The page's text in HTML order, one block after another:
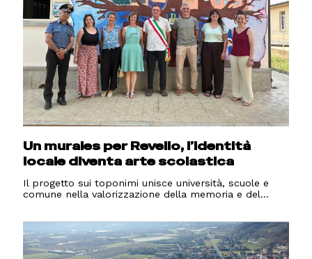
Un murales per Revello, l’identità
locale diventa arte scolastica
Il progetto sui toponimi unisce università, scuole e
comune nella valorizzazione della memoria e del...